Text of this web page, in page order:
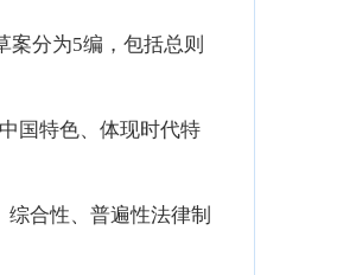
分为5编，包括总则
国特色、体现时代特
合性、普遍性法律制